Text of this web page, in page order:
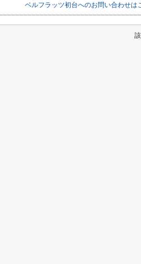
ベルフラッツ初台へのお問い合わせは